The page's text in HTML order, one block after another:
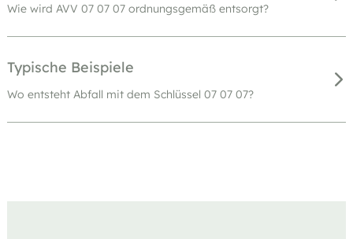
Wie wird AVV 07 07 07 ordnungsgemäß entsorgt?
Typische Beispiele
Wo entsteht Abfall mit dem Schlüssel 07 07 07?